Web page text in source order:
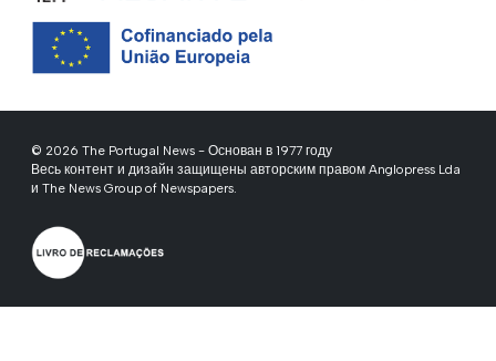
© 2026 The Portugal News - Основан в 1977 году
Весь контент и дизайн защищены авторским правом Anglopress Lda
и The News Group of Newspapers.